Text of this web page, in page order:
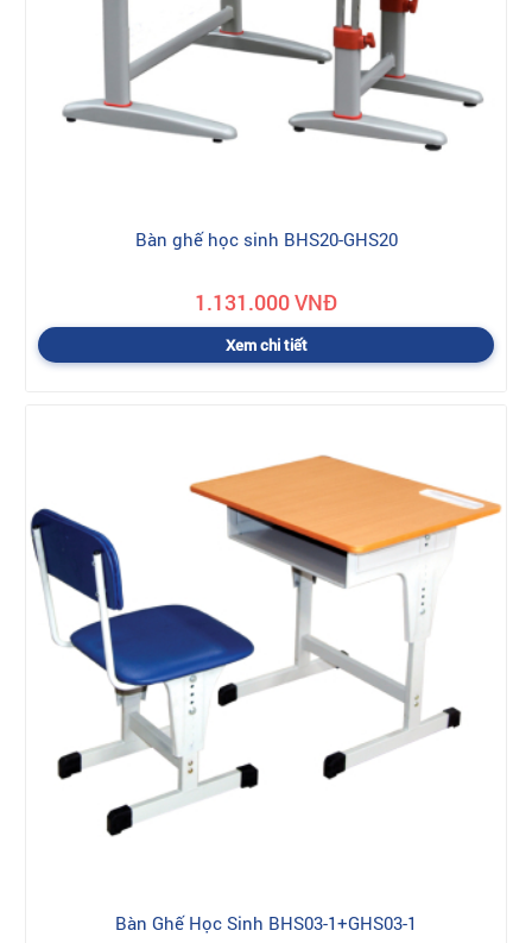
Bàn ghế học sinh BHS20-GHS20
1.131.000 VNĐ
Xem chi tiết
Bàn Ghế Học Sinh BHS03-1+GHS03-1